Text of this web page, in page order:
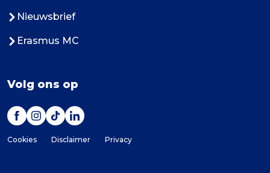
Nieuwsbrief
Erasmus MC
Volg ons op
Cookies Disclaimer Privacy